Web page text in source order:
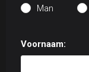
Man
Voornaam: